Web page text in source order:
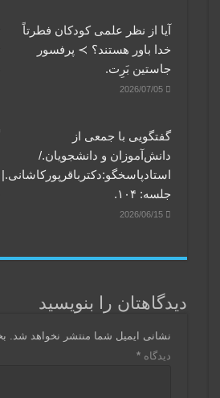
آیا از نظر علمی کودکان فطرتاً
خدا باور هستند؟ ≻ پرفسور
جاستین بَرِت.
2026/07/05
گفتگویی‌ با جمعی‌ از
دانش‌آموزان‌ و دانشجویان./
استادپاسخگو:دکترباقر‌پورکاشانی.|
جلسه: ۱۰۴.
2026/06/15
دیدگاهتان را بنویسید
نشانی ایمیل شما منتشر نخواهد شد.
دیدگاه*